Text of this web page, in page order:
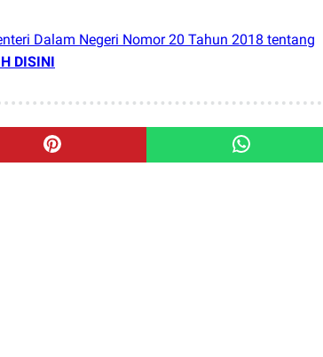
Dalam Negeri Nomor 20 Tahun 2018 tentang
DISINI